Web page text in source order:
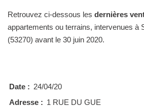
Retrouvez ci-dessous les dernières
appartements ou terrains, intervenues à
(53270) avant le 30 juin 2020.
Date : 24/04/20
Adresse : 1 RUE DU GUE